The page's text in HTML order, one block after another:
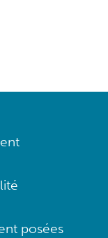
posées